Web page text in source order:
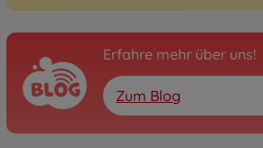
Erfahre mehr über uns!
Zum Blog